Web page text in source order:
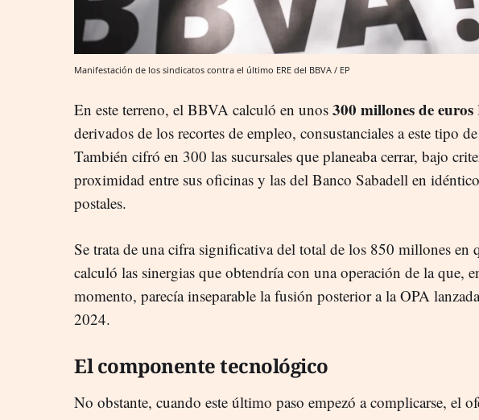
Manifestación de los sindicatos contra el último ERE del BBVA / EP
En este terreno, el BBVA calculó en unos 300 millones de euros
derivados de los recortes de empleo, consustanciales a este tipo
También cifró en 300 las sucursales que planeaba cerrar, bajo
proximidad entre sus oficinas y las del Banco Sabadell en
postales.
Se trata de una cifra significativa del total de los 850 millones en
calculó las sinergias que obtendría con una operación de la que,
momento, parecía inseparable la fusión posterior a la OPA
2024.
El componente tecnológico
No obstante, cuando este último paso empezó a complicarse, el